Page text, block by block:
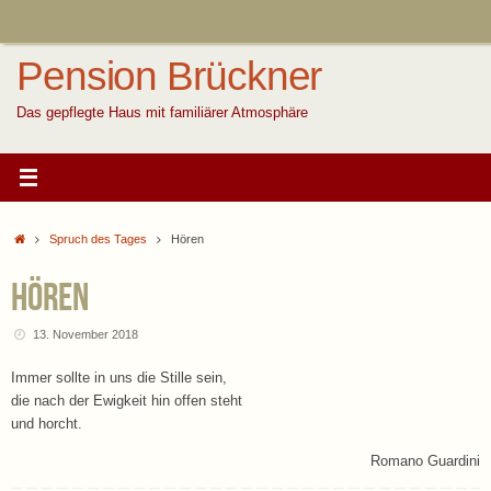
Pension Brückner
Das gepflegte Haus mit familiärer Atmosphäre
StartSpruch des Tages Hören
Hören
13. November 2018
Immer sollte in uns die Stille sein,
die nach der Ewigkeit hin offen steht
und horcht.
Romano Guardini